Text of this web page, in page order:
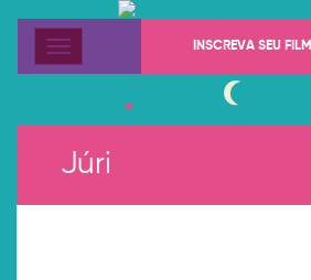
Menu INSCREVA SEU
Júri